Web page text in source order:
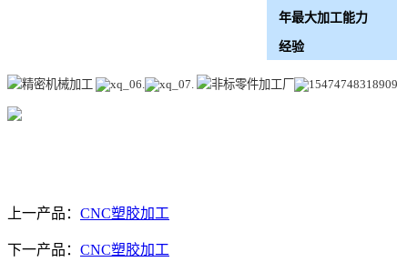
年最大加工能力
经验
上一产品： CNC塑胶加工
下一产品： CNC塑胶加工